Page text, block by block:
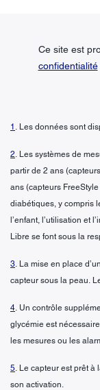
Ce site est
confidentialité
1 . Les données sont
2. Les systèmes de
partir de 2 ans
ans (capteurs
diabétiques, y compris
l’enfant, l’utilisation et
Libre se font sous la
3. La mise en place
capteur sous la peau.
4. Un contrôle
glycémie est
les mesures ou les
5. Le capteur est prêt
son activation.